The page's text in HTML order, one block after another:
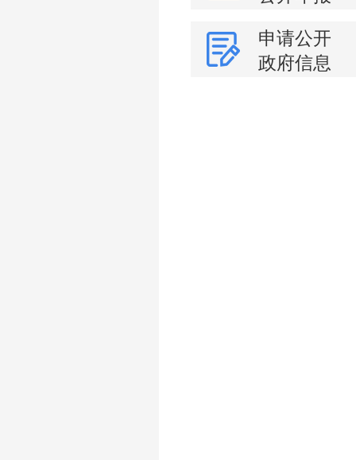
申请公开
政府信息